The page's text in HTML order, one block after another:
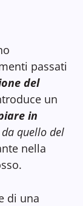
passati
del
un
in
quello del
nella
di una